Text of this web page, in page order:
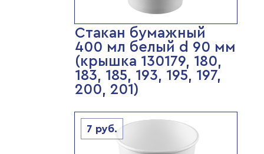
Стакан бумажный
400 мл белый d 90 мм
(крышка 130179, 180,
183, 185, 193, 195, 197,
200, 201)
7 руб.